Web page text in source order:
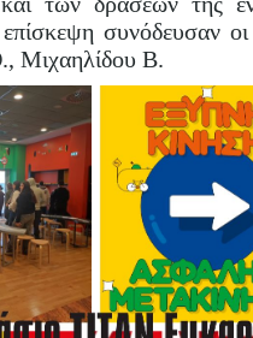
επίσκεψη συνόδευσαν
Μιχαηλίδου Β.